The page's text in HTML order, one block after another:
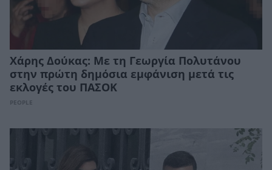
Χάρης Δούκας: Με τη Γεωργία Πολυτάνου
στην πρώτη δημόσια εμφάνιση μετά τις
εκλογές του ΠΑΣΟΚ
PEOPLE